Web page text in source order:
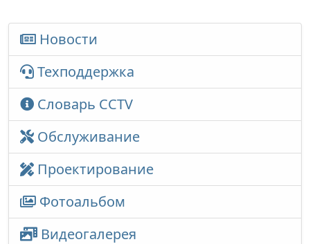
Новости
Техподдержка
Словарь CCTV
Обслуживание
Проектирование
Фотоальбом
Видеогалерея